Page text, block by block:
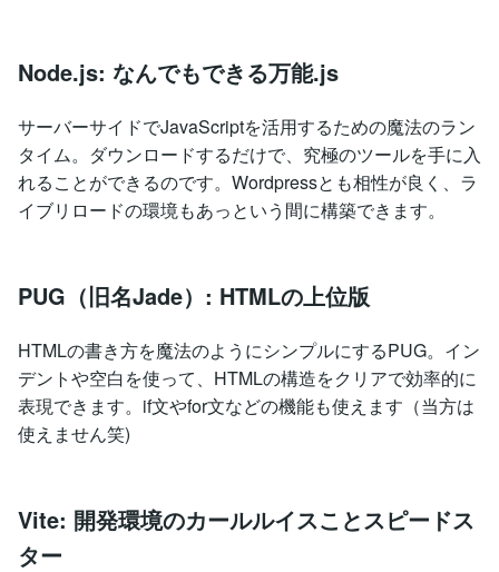
Node.js: なんでもできる万能.js
サーバーサイドでJavaScriptを活用するための魔法のラン
タイム。ダウンロードするだけで、究極のツールを手に入
れることができるのです。Wordpressとも相性が良く、ラ
イブリロードの環境もあっという間に構築できます。
PUG（旧名Jade）: HTMLの上位版
HTMLの書き方を魔法のようにシンプルにするPUG。イン
デントや空白を使って、HTMLの構造をクリアで効率的に
表現できます。if文やfor文などの機能も使えます（当方は
使えません笑)
Vite: 開発環境のカールルイスことスピードス
ター